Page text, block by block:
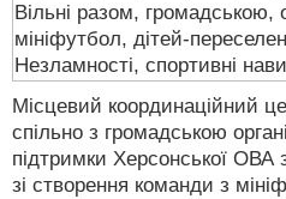
Місцевий координаційний
спільно з громадською
підтримки Херсонської ОВА
зі створення команди з